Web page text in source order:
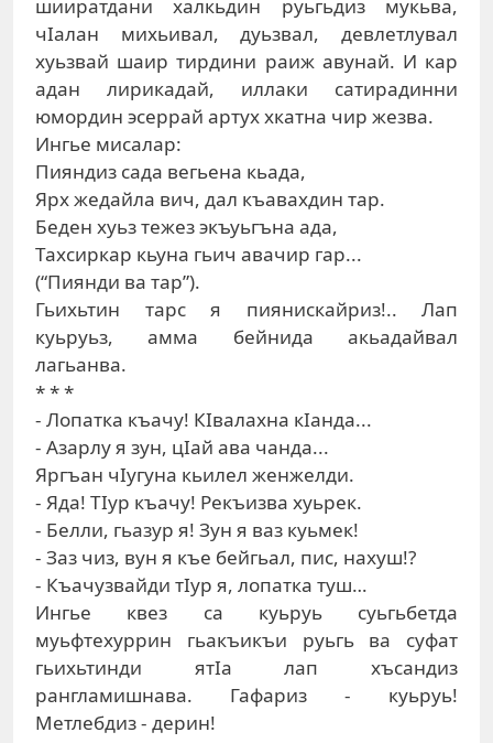
шииратдани халкьдин руьгьдиз мукьва,
чIалан михьивал, дуьзвал, девлетлувал
хуьзвай шаир тирдини раиж авунай. И кар
адан лирикадай, иллаки сатирадинни
юмордин эсеррай артух хкатна чир жезва.
Ингье мисалар:
Пияндиз сада вегьена кьада,
Ярх жедайла вич, дал къавахдин тар.
Беден хуьз тежез экъуьгъна ада,
Тахсиркар кьуна гьич авачир гар...
(“Пиянди ва тар”).
Гьихьтин тарс я пиянискайриз!.. Лап
куьруьз, амма бейнида акьадайвал
лагьанва.
* * *
- Лопатка къачу! КIвалахна кIанда...
- Азарлу я зун, цIай ава чанда...
Яргъан чIугуна кьилел женжелди.
- Яда! ТIур къачу! Рекъизва хуьрек.
- Белли, гьазур я! Зун я ваз куьмек!
- Заз чиз, вун я къе бейгьал, пис, нахуш!?
- Къачузвайди тIур я, лопатка туш…
Ингье квез са куьруь суьгьбетда
муьфтехуррин гьакъикъи руьгь ва суфат
гьихьтинди ятIа лап хъсандиз
рангламишнава. Гафариз - куьруь!
Метлебдиз - дерин!